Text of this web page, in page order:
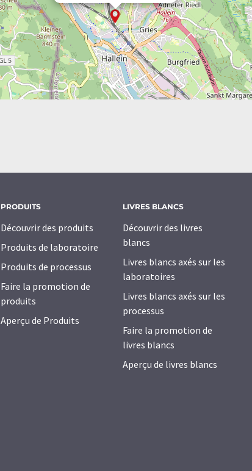
PRODUITS
Découvrir des produits
Produits de laboratoire
Produits de processus
Faire la promotion de
produits
Aperçu de Produits
LIVRES BLANCS
Découvrir des livres
blancs
Livres blancs axés sur les
laboratoires
Livres blancs axés sur les
processus
Faire la promotion de
livres blancs
Aperçu de livres blancs